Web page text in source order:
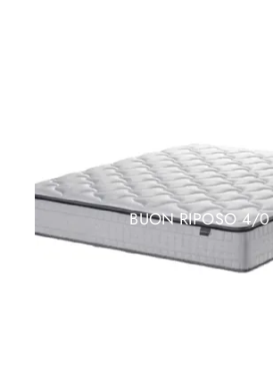
BUON RIPOSO 4/0